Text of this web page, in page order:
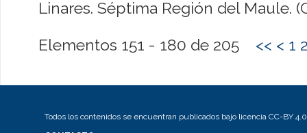
Linares. Séptima Región del Maule.
Elementos 151 - 180 de 205 << < 1
Todos los contenidos se encuentran publicados bajo licencia CC-BY 4.0